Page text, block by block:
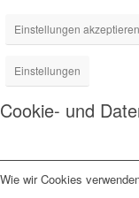
Einstellungen akzeptieren
Einstellungen
Cookie- und
Wie wir Cookies